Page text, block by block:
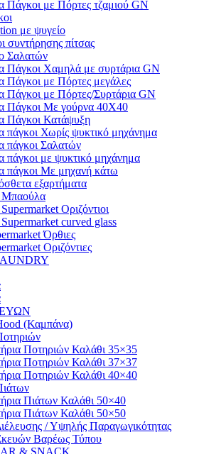
Πάγκοι με Πόρτες τζαμιού GN
με ψυγείο
συντήρησης πίτσας
Σαλατών
Πάγκοι Χαμηλά με συρτάρια GN
Πάγκοι με Πόρτες μεγάλες
Πάγκοι με Πόρτες/Συρτάρια GN
Πάγκοι Με γούρνα 40Χ40
Πάγκοι Κατάψυξη
πάγκοι Χωρίς ψυκτικό μηχάνημα
πάγκοι Σαλατών
πάγκοι με ψυκτικό μηχάνημα
πάγκοι Με μηχανή κάτω
εξαρτήματα
Μπαούλα
Οριζόντιοι
curved glass
Όρθιες
Οριζόντιες
(Καμπάνα)
Ποτηριών Καλάθι 35×35
Ποτηριών Καλάθι 37×37
Ποτηριών Καλάθι 40×40
Πιάτων Καλάθι 50×40
Πιάτων Καλάθι 50×50
/ Υψηλής Παραγωγικότητας
Βαρέως Τύπου
& SNACK